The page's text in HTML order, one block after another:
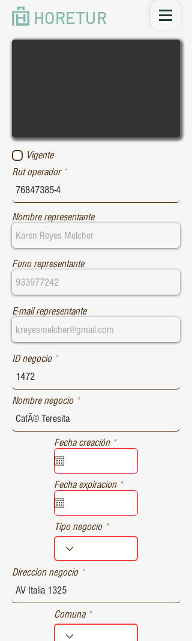
HORETUR
Vigente
Rut operador
Nombre representante
Fono representante
E-mail representante
ID negocio
Nombre negocio
Fecha creación *r
e
u
i
d
Fecha expiracion *r
e
u
r
d
Tipo negocio
Direccion negocio
Comuna